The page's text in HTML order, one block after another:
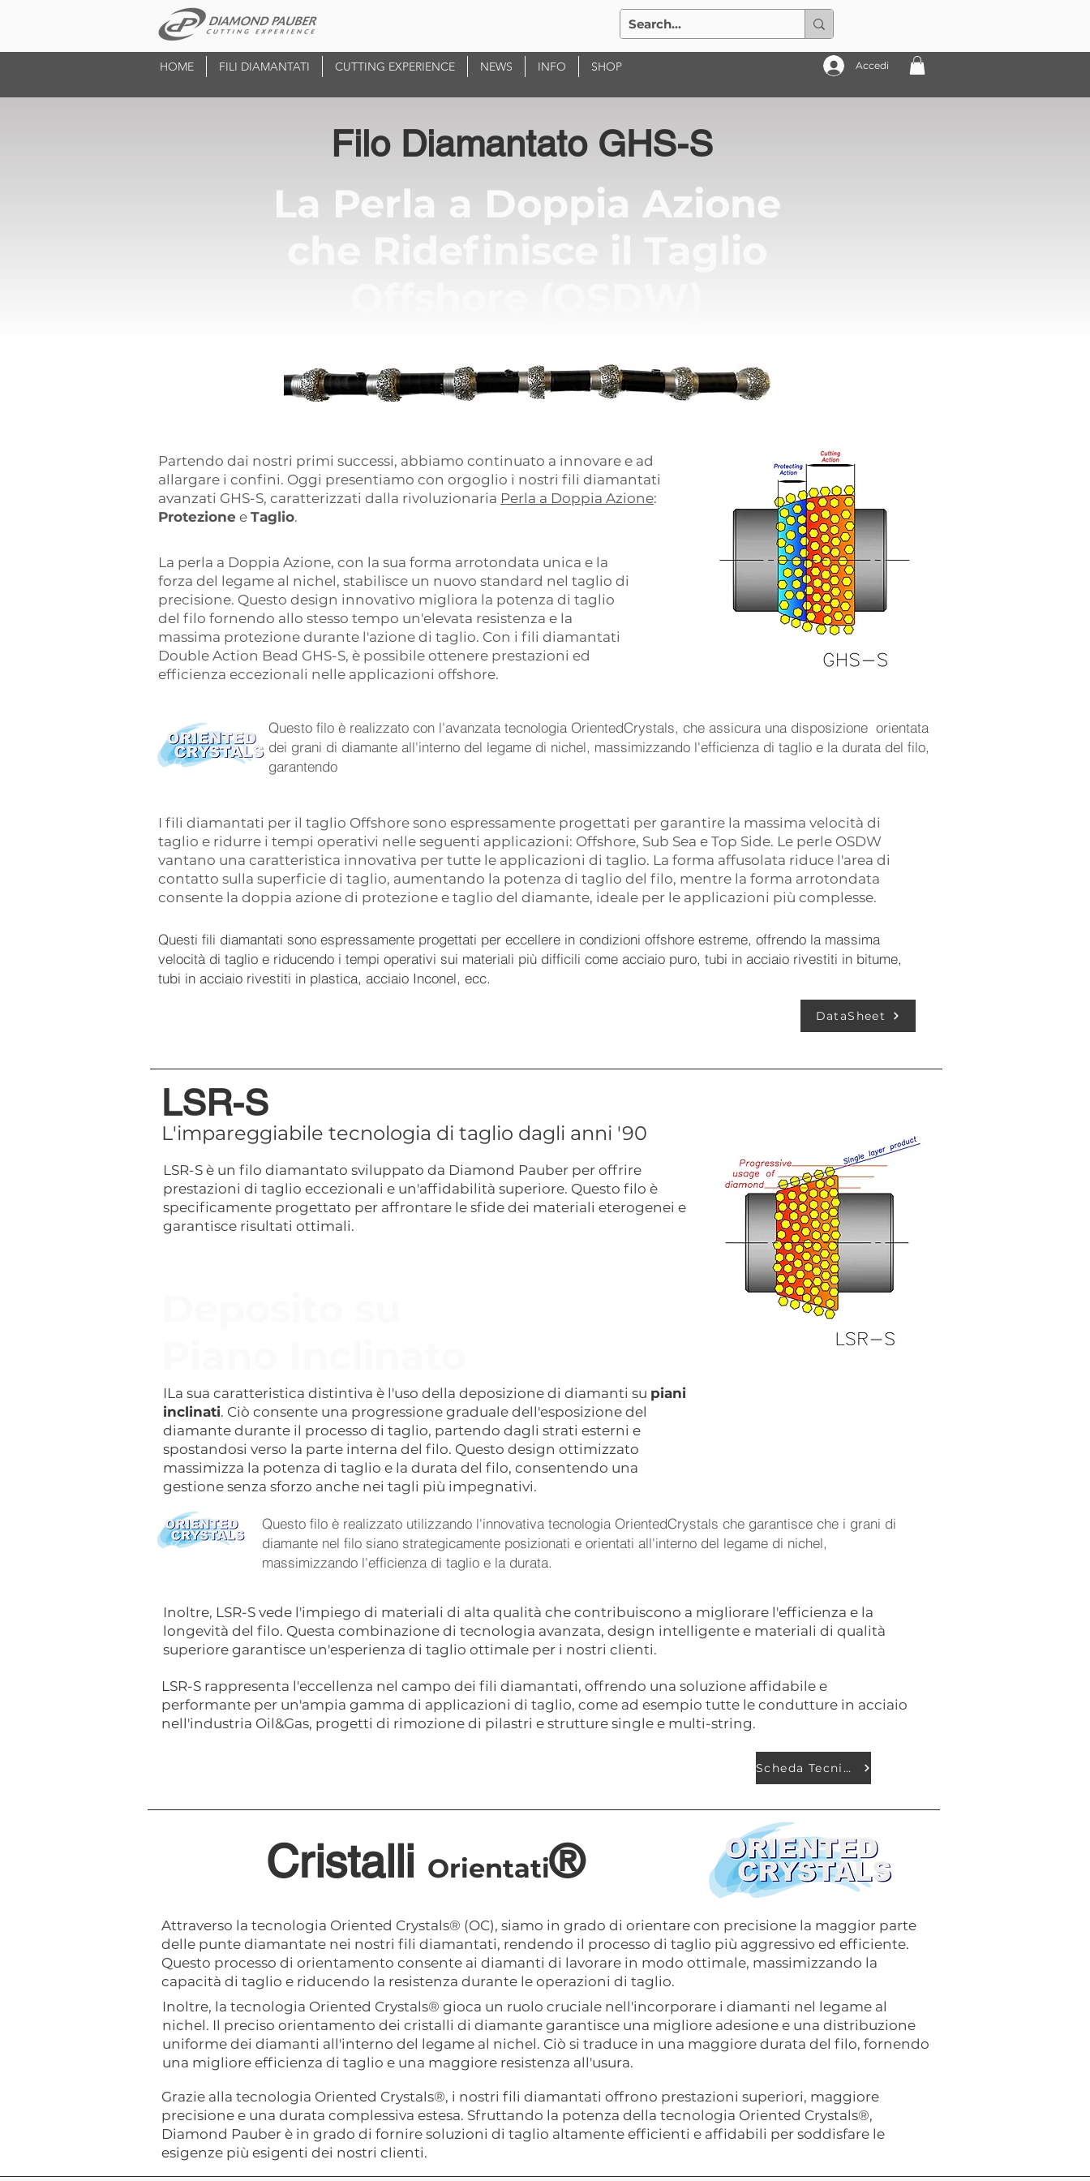
HOME FILI DIAMANTATI CUTTING EXPERIENCE NEWS INFO SHOP Accedi
Filo Diamantato GHS-S
La Perla a Doppia Azione
Partendo dai nostri primi successi, abbiamo continuato a innovare e ad
allargare i confini. Oggi presentiamo con orgoglio i nostri fili diamantati
avanzati GHS-S, caratterizzati dalla rivoluzionaria Perla a Doppia Azione:
Protezione e Taglio.
La perla a Doppia Azione, con la sua forma arrotondata unica e la
forza del legame al nichel, stabilisce un nuovo standard nel taglio di
precisione. Questo design innovativo migliora la potenza di taglio
del filo fornendo allo stesso tempo un'elevata resistenza e la
massima protezione durante l'azione di taglio. Con i fili diamantati
Double Action Bead GHS-S, è possibile ottenere prestazioni ed
efficienza eccezionali nelle applicazioni offshore.
Questo filo è realizzato con l'avanzata tecnologia OrientedCrystals, che assicura una disposizione orientata
dei grani di diamante all'interno del legame di nichel, massimizzando l'efficienza di taglio e la durata del filo,
garantendo
I fili diamantati per il taglio Offshore sono espressamente progettati per garantire la massima velocità di
taglio e ridurre i tempi operativi nelle seguenti applicazioni: Offshore, Sub Sea e Top Side. Le perle OSDW
vantano una caratteristica innovativa per tutte le applicazioni di taglio. La forma affusolata riduce l'area di
contatto sulla superficie di taglio, aumentando la potenza di taglio del filo, mentre la forma arrotondata
consente la doppia azione di protezione e taglio del diamante, ideale per le applicazioni più complesse.
Questi fili diamantati sono espressamente progettati per eccellere in condizioni offshore estreme, offrendo la massima
velocità di taglio e riducendo i tempi operativi sui materiali più difficili come acciaio puro, tubi in acciaio rivestiti in bitume,
tubi in acciaio rivestiti in plastica, acciaio Inconel, ecc.
DataSheet
LSR-S
L'impareggiabile tecnologia di taglio dagli anni '90
LSR-S è un filo diamantato sviluppato da Diamond Pauber per offrire
prestazioni di taglio eccezionali e un'affidabilità superiore. Questo filo è
specificamente progettato per affrontare le sfide dei materiali eterogenei e
garantisce risultati ottimali.
ILa sua caratteristica distintiva è l'uso della deposizione di diamanti su piani
inclinati. Ciò consente una progressione graduale dell'esposizione del
diamante durante il processo di taglio, partendo dagli strati esterni e
spostandosi verso la parte interna del filo. Questo design ottimizzato
massimizza la potenza di taglio e la durata del filo, consentendo una
gestione senza sforzo anche nei tagli più impegnativi.
Questo filo è realizzato utilizzando l'innovativa tecnologia OrientedCrystals che garantisce che i grani di
diamante nel filo siano strategicamente posizionati e orientati all'interno del legame di nichel,
massimizzando l'efficienza di taglio e la durata.
Inoltre, LSR-S vede l'impiego di materiali di alta qualità che contribuiscono a migliorare l'efficienza e la
longevità del filo. Questa combinazione di tecnologia avanzata, design intelligente e materiali di qualità
superiore garantisce un'esperienza di taglio ottimale per i nostri clienti.
LSR-S rappresenta l'eccellenza nel campo dei fili diamantati, offrendo una soluzione affidabile e
performante per un'ampia gamma di applicazioni di taglio, come ad esempio tutte le condutture in acciaio
nell'industria Oil&Gas, progetti di rimozione di pilastri e strutture single e multi-string.
Scheda Tecnica
Cristalli Orientati®
Attraverso la tecnologia Oriented Crystals® (OC), siamo in grado di orientare con precisione la maggior parte
delle punte diamantate nei nostri fili diamantati, rendendo il processo di taglio più aggressivo ed efficiente.
Questo processo di orientamento consente ai diamanti di lavorare in modo ottimale, massimizzando la
capacità di taglio e riducendo la resistenza durante le operazioni di taglio.
Inoltre, la tecnologia Oriented Crystals® gioca un ruolo cruciale nell'incorporare i diamanti nel legame al
nichel. Il preciso orientamento dei cristalli di diamante garantisce una migliore adesione e una distribuzione
uniforme dei diamanti all'interno del legame al nichel. Ciò si traduce in una maggiore durata del filo, fornendo
una migliore efficienza di taglio e una maggiore resistenza all'usura.
Grazie alla tecnologia Oriented Crystals®, i nostri fili diamantati offrono prestazioni superiori, maggiore
precisione e una durata complessiva estesa. Sfruttando la potenza della tecnologia Oriented Crystals®,
Diamond Pauber è in grado di fornire soluzioni di taglio altamente efficienti e affidabili per soddisfare le
esigenze più esigenti dei nostri clienti.